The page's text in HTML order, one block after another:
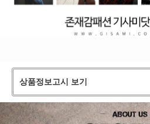
상품정보고시 보기